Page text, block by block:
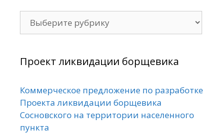
Рубрики
Проект ликвидации борщевика
Коммерческое предложение по разработке
Проекта ликвидации борщевика
Сосновского на территории населенного
пункта